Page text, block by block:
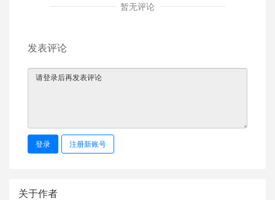
暂无评论
发表评论
登录 注册新账号
关于作者